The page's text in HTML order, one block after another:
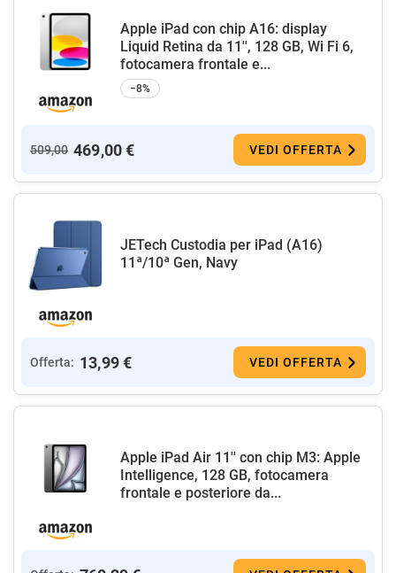
Apple iPad con chip A16: display
Liquid Retina da 11'', 128 GB, Wi Fi 6,
fotocamera frontale e...
−8%
509,00 469,00 € VEDI OFFERTA
JETech Custodia per iPad (A16)
11ª/10ª Gen, Navy
Offerta: 13,99 € VEDI OFFERTA
Apple iPad Air 11'' con chip M3: Apple
Intelligence, 128 GB, fotocamera
frontale e posteriore da...